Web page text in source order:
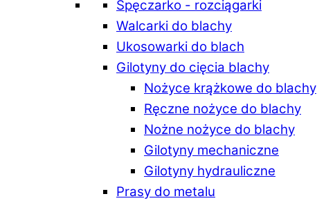
Spęczarko - rozciągarki
Walcarki do blachy
Ukosowarki do blach
Gilotyny do cięcia blachy
Nożyce krążkowe do blachy
Ręczne nożyce do blachy
Nożne nożyce do blachy
Gilotyny mechaniczne
Gilotyny hydrauliczne
Prasy do metalu